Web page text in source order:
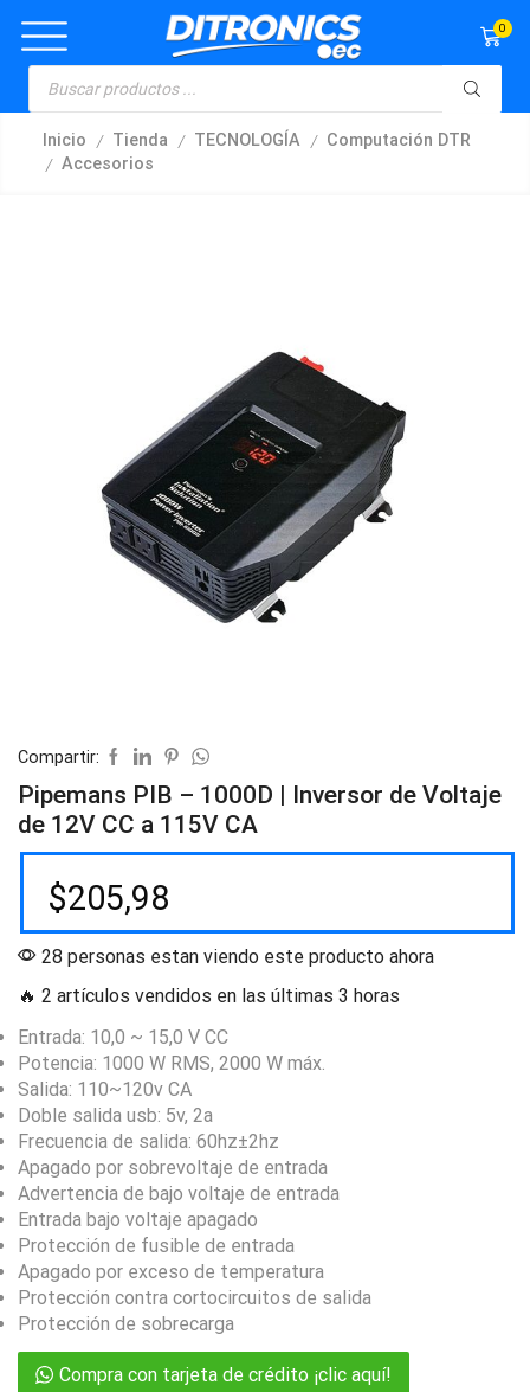
0
Inicio / Tienda / TECNOLOGÍA / Computación DTR
/ Accesorios
Compartir:
Pipemans PIB – 1000D | Inversor de Voltaje
de 12V CC a 115V CA
$205,98
28 personas estan viendo este producto ahora
🔥 2 artículos vendidos en las últimas 3 horas
Entrada: 10,0 ~ 15,0 V CC
Potencia: 1000 W RMS, 2000 W máx.
Salida: 110~120v CA
Doble salida usb: 5v, 2a
Frecuencia de salida: 60hz±2hz
Apagado por sobrevoltaje de entrada
Advertencia de bajo voltaje de entrada
Entrada bajo voltaje apagado
Protección de fusible de entrada
Apagado por exceso de temperatura
Protección contra cortocircuitos de salida
Protección de sobrecarga
Compra con tarjeta de crédito ¡clic aquí!